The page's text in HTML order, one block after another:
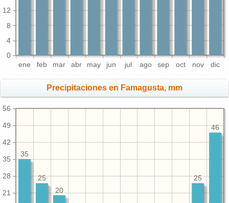
ene feb mar abr may jun jul ago sep oct nov dic
0
4
8
12
Precipitaciones en Famagusta, mm
21
28
35
42
49
56
46
25
20
25
35